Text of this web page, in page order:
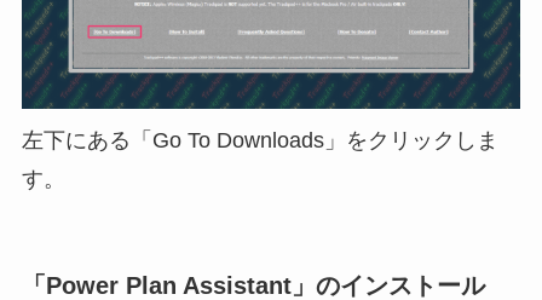
左下にある「Go To Downloads」をクリックしま
す。
「Power Plan Assistant」のインストール